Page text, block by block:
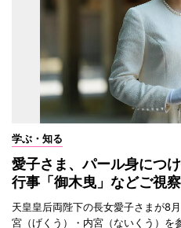
学ぶ・知る
愛子さま、パール身につ
行事「御木曳」などご視察
天皇皇后両陛下の長女愛子さまが8
宮（げくう）・内宮（ないくう）を